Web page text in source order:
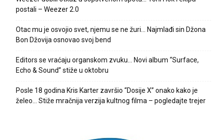
postali – Weezer 2.0
Otac mu je osvojio svet, njemu se ne žuri… Najmlađi sin Džona
Bon Džovija osnovao svoj bend
Editors se vraćaju organskom zvuku… Novi album “Surface,
Echo & Sound” stiže u oktobru
Posle 18 godina Kris Karter završio “Dosije X” onako kako je
želeo… Stiže mračnija verzija kultnog filma – pogledajte trejer